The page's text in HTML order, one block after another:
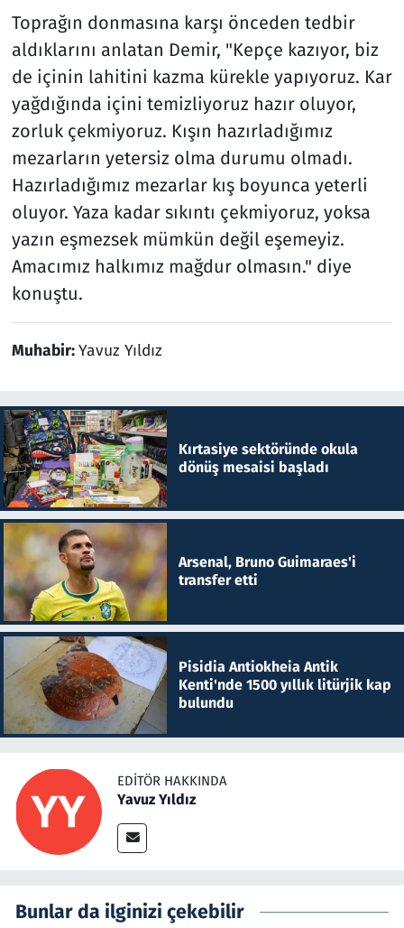
Toprağın donmasına karşı önceden tedbir
aldıklarını anlatan Demir, "Kepçe kazıyor, biz
de içinin lahitini kazma kürekle yapıyoruz. Kar
yağdığında içini temizliyoruz hazır oluyor,
zorluk çekmiyoruz. Kışın hazırladığımız
mezarların yetersiz olma durumu olmadı.
Hazırladığımız mezarlar kış boyunca yeterli
oluyor. Yaza kadar sıkıntı çekmiyoruz, yoksa
yazın eşmezsek mümkün değil eşemeyiz.
Amacımız halkımız mağdur olmasın." diye
konuştu.
Muhabir:Yavuz Yıldız
Kırtasiye sektöründe okula
dönüş mesaisi başladı
Arsenal, Bruno Guimaraes'i
transfer etti
Pisidia Antiokheia Antik
Kenti'nde 1500 yıllık litürjik kap
bulundu
EDITÖR HAKKINDA
Yavuz Yıldız
Bunlar da ilginizi çekebilir